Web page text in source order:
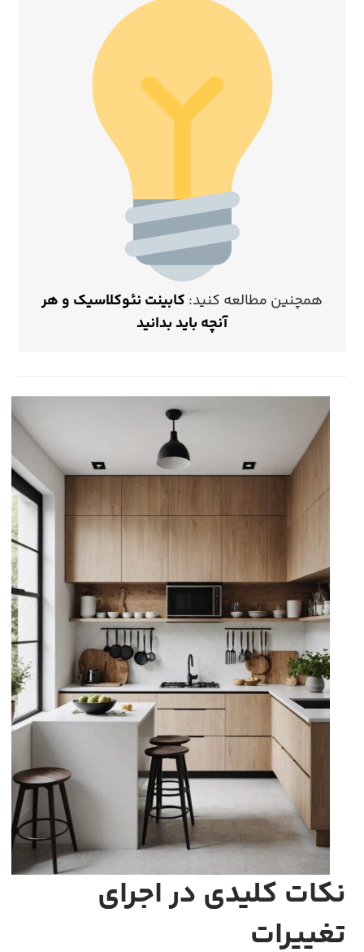
همچنین مطالعه کنید: کابینت نئوکلاسیک و هر
آنچه باید بدانید
نکات کلیدی در اجرای
تغییرات